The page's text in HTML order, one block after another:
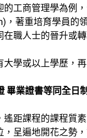
的工商管理學為例
，著重培育學員的
在職人士的晉升或轉
大學或以上學歷，
畢業證書等同全日制
遙距課程的課程質
，呈遍地開花之勢